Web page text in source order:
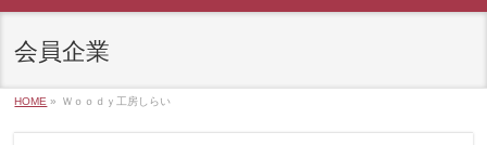
会員企業
HOME » Ｗｏｏｄｙ工房しらい